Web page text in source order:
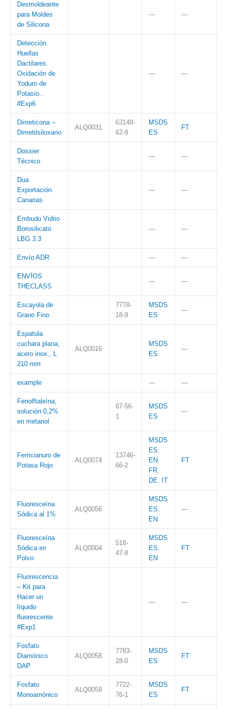
Desmoldeante
para Moldes
de Silicona
— —
Detección
Huellas
Dactilares.
Oxidación de
Yoduro de
Potasio..
#Exp6
— —
Dimeticona –
Dimetilsiloxano
ALQ0031
63148-
62-9
MSDS
ES
FT
Dossier
Técnico
— —
Dua
Exportación
Canarias
— —
Embudo Vidrio
Borosilicato
LBG 3.3
— —
Envío ADR — —
ENVÍOS
THECLASS
— —
Escayola de
Grano Fino
7778-
18-9
MSDS
ES
—
Espatula
cuchara plana,
acero inox., L
210 mm
ALQ0016
MSDS
ES
—
example — —
Fenolftaleína,
solución 0,2%
en metanol
67-56-
1
MSDS
ES
—
Ferricianuro de
Potasa Rojo
ALQ0074
13746-
66-2
MSDS
ES,
EN,
FR,
DE, IT
FT
Fluoresceína
Sódica al 1%
ALQ0056
MSDS
ES,
EN
—
Fluoresceína
Sódica en
Polvo
ALQ0004
518-
47-8
MSDS
ES,
EN
FT
Fluorescencia
– Kit para
Hacer un
líquido
fluorescente.
#Exp1
— —
Fosfato
Diamónico
DAP
ALQ0058
7783-
28-0
MSDS
ES
FT
Fosfato
Monoamónico
ALQ0059
7722-
76-1
MSDS
ES
FT